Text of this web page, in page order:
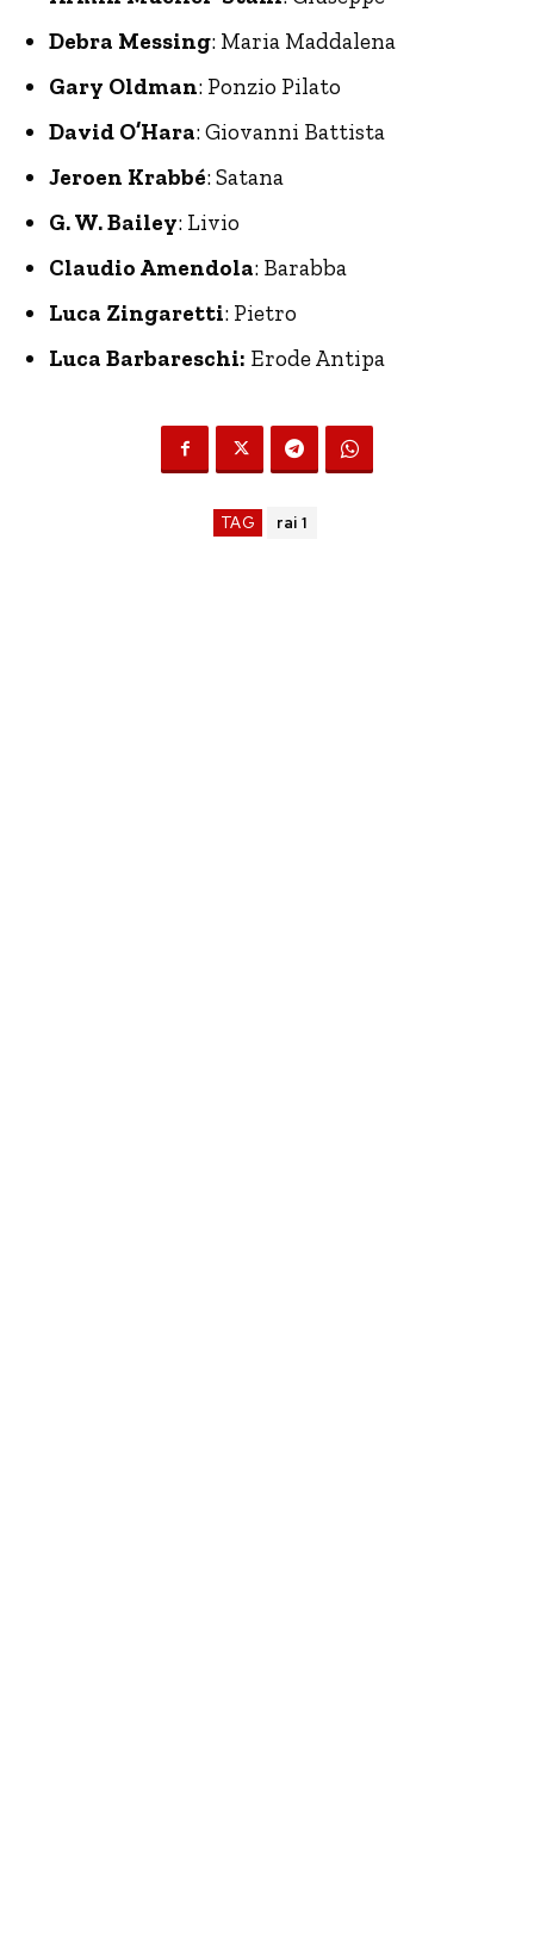
Debra Messing: Maria Maddalena
Gary Oldman: Ponzio Pilato
David O’Hara: Giovanni Battista
Jeroen Krabbé: Satana
G. W. Bailey: Livio
Claudio Amendola: Barabba
Luca Zingaretti: Pietro
Luca Barbareschi: Erode Antipa
TAG rai 1